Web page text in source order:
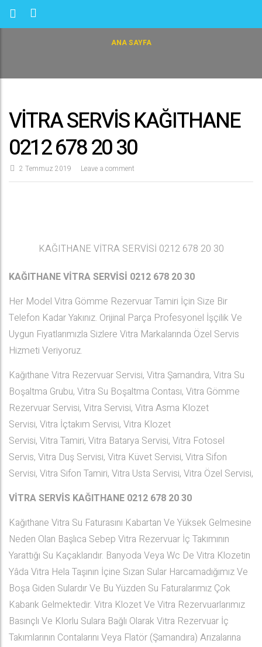
ANA SAYFA
VİTRA SERVİS KAĞITHANE
0212 678 20 30
2 Temmuz 2019 Leave a comment
KAĞITHANE VİTRA SERVİSİ 0212 678 20 30
KAĞITHANE VİTRA SERVİSİ 0212 678 20 30
Her Model Vitra Gömme Rezervuar Tamiri İçin Size Bir
Telefon Kadar Yakınız. Orijinal Parça Profesyonel İşçilik Ve
Uygun Fiyatlarımızla Sizlere Vitra Markalarında Özel Servis
Hizmeti Veriyoruz.
Kağıthane Vitra Rezervuar Servisi, Vitra Şamandıra, Vitra Su
Boşaltma Grubu, Vitra Su Boşaltma Contası, Vitra Gömme
Rezervuar Servisi, Vitra Servisi, Vitra Asma Klozet
Servisi, Vitra İçtakım Servisi, Vitra Klozet
Servisi, Vitra Tamiri, Vitra Batarya Servisi, Vitra Fotosel
Servis, Vitra Duş Servisi, Vitra Küvet Servisi, Vitra Sifon
Servisi, Vitra Sifon Tamiri, Vitra Usta Servisi, Vitra Özel Servisi,
VİTRA SERVİS KAĞITHANE 0212 678 20 30
Kağıthane Vitra Su Faturasını Kabartan Ve Yüksek Gelmesine
Neden Olan Başlıca Sebep Vitra Rezervuar İç Takımının
Yarattığı Su Kaçaklarıdır. Banyoda Veya Wc De Vitra Klozetin
Yâda Vitra Hela Taşının İçine Sızan Sular Harcamadığımız Ve
Boşa Giden Sulardır Ve Bu Yüzden Su Faturalarımız Çok
Kabarık Gelmektedir. Vitra Klozet Ve Vitra Rezervuarlarımız
Basınçlı Ve Klorlu Sulara Bağlı Olarak Vitra Rezervuar İç
Takımlarının Contalarını Veya Flatör (Şamandıra) Arızalarına